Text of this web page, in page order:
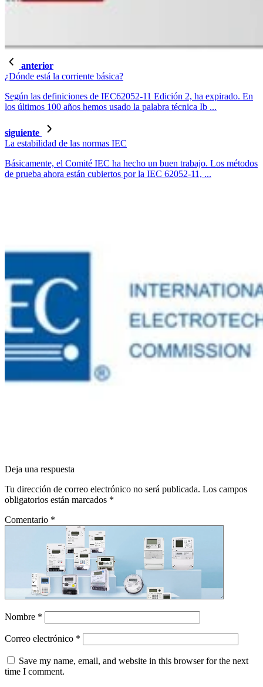
anterior
¿Dónde está la corriente básica?
Según las definiciones de IEC62052-11 Edición 2, ha expirado. En
los últimos 100 años hemos usado la palabra técnica Ib ...
siguiente
La estabilidad de las normas IEC
Básicamente, el Comité IEC ha hecho un buen trabajo. Los métodos
de prueba ahora están cubiertos por la IEC 62052-11, ...
Deja una respuesta
Tu dirección de correo electrónico no será publicada. Los campos
obligatorios están marcados *
Comentario *
Nombre *
Correo electrónico *
Save my name, email, and website in this browser for the next
time I comment.